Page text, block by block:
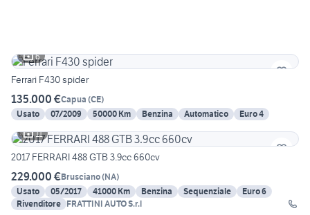
6
Ferrari F430 spider
135.000 €Capua (CE)
Usato
07/2009 50000 Km Benzina Automatico
Euro 4
11
2017 FERRARI 488 GTB 3.9cc 660cv
229.000 €Brusciano(NA)
Usato
05/2017 41000 Km Benzina Sequenziale
Euro 6
Rivenditore FRATTINI AUTO S.r.l